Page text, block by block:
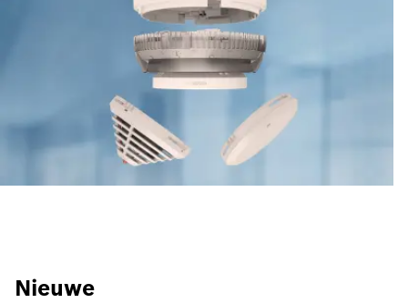
Nieuwe